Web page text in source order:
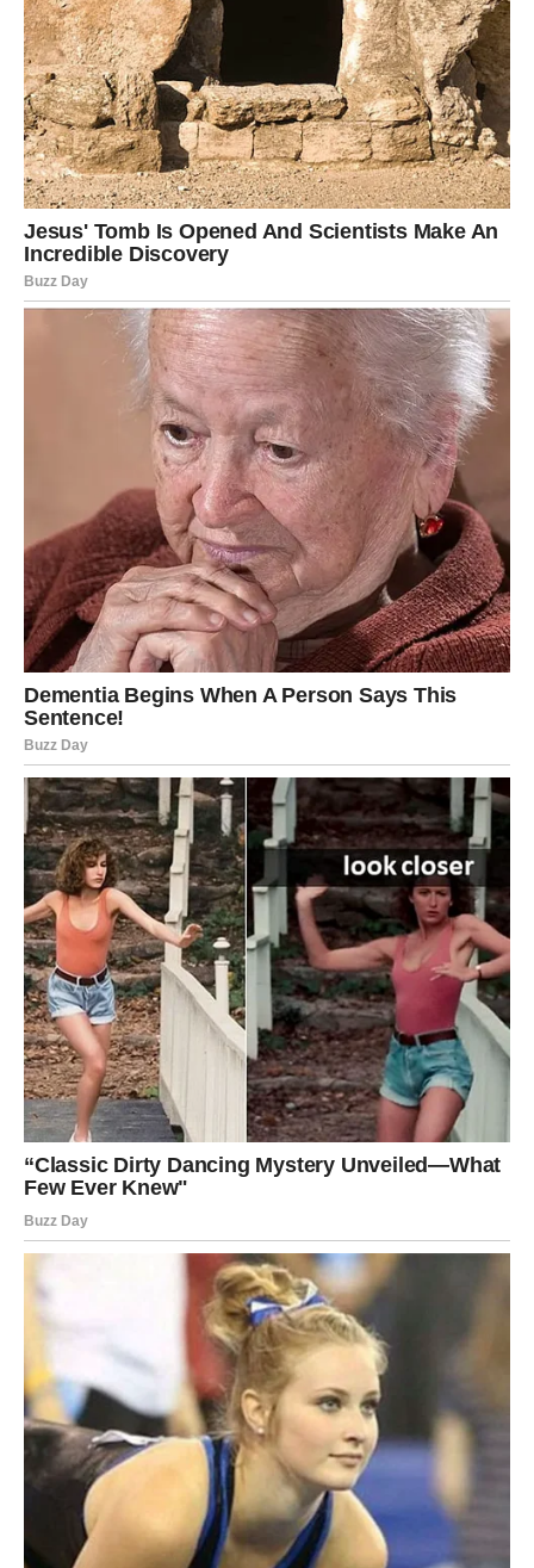
Na društvenim mrežama mogli su se videti njegovi novi,
opušteni stajlinzi, u udobnim trenirkama i bez šminke, što je
simbolizovalo njegov unutrašnji rad i potragu za dubljim
smislom. Ova promjena stila i načina razmišljanja nije bila
samo površinska, već je predstavljala duboku unutrašnju
transformaciju koja je inspirisala mnoge njegove fanove.
Danas, Milan Stanković predstavlja inspiraciju mnogima koji
teže duhovnoj ravnoteži. Njegova priča o prelasku iz sveta
zabave u svet duhovnosti pokazuje da je moguće pronaći mir,
čak i u vremenima punim izazova. Prema izvorima iz medija,
Milanova transformacija postaje simbol borbe protiv
površinskih vrednosti koje savremeni svet često nameće.
Njegovi fanovi su inspirisani njegovim putovanjem i mnogi su
počeli da istražuju svoje vlastite duhovne puteve.
Učestvujući u duhovnim radionicama i seminarima, mnogi su
pronašli inspiraciju u njegovoj priči, što dodatno naglašava
njegov uticaj na društvo. Milanov put, koji je obeležen ličnim
preispitivanjem i otkrivanjem, postao je uzor mnogima koji se
suočavaju sličnim izazovima.
Milan Stanković je dokazao da prava snaga dolazi iznutra.
Njegovo putovanje od muzičke slave do duhovnog traganja
služi kao podsticaj mnogima da preispitaju svoj život i
prioritete. Njegova priča nas podseća da se pravi mir može
pronaći čak i kada se odlučimo za tišinu i introspekciju.
Milan je postao simbol nade i promene, ne samo za svoje
fanove, već i za sve koji teže dubljem razumevanju sebe i
svojih duhovnih potreba. Kako se njegov put nastavlja, mnogi
se pitaju kakve će promene doneti u njegovom umetničkom
izrazu u budućnosti. Hoće li se vratiti muzici sa novim
porukama ili će nastaviti da istražuje svet duhovnosti?
Samo vreme će pokazati, ali jedno je sigurno – Milanova priča
će nastaviti da inspiriše generacije koje dolaze, pokazujući da
je duhovna potraga jednako važna kao i materijalni uspesi u
životu.